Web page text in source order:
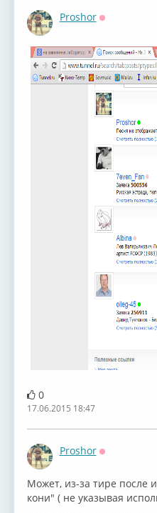
Proshor
0
17.06.2015 18:47
Proshor
Может, из-за тире после
кони" ( не указывая